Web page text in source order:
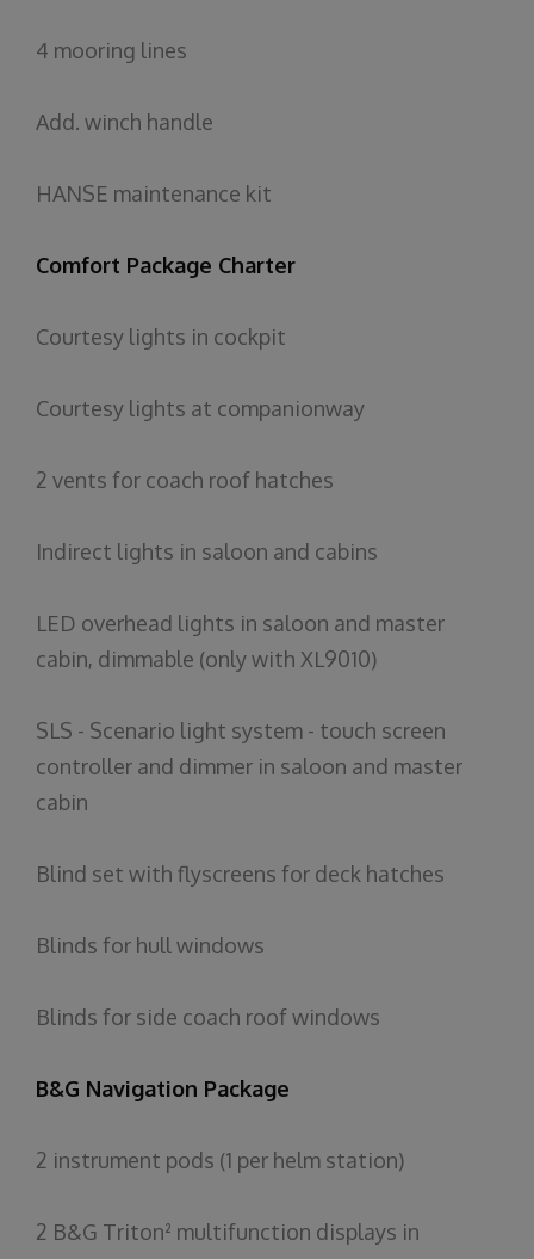
4 mooring lines
Add. winch handle
HANSE maintenance kit
Comfort Package Charter
Courtesy lights in cockpit
Courtesy lights at companionway
2 vents for coach roof hatches
Indirect lights in saloon and cabins
LED overhead lights in saloon and master
cabin, dimmable (onlywith XL9010)
SLS - Scenario light system - touch screen
controller and dimmer in saloon and master
cabin
Blind set with flyscreens for deck hatches
Blinds for hull windows
Blinds for side coach roofwindows
B&G Navigation Package
2 instrument pods (1 per helm station)
2 B&G Triton² multifunction displays in